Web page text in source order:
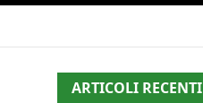
ARTICOLI RECENTI